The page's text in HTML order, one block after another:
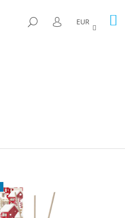
HĽADAŤ
PRIHLÁSENIE
EUR
FORAGED